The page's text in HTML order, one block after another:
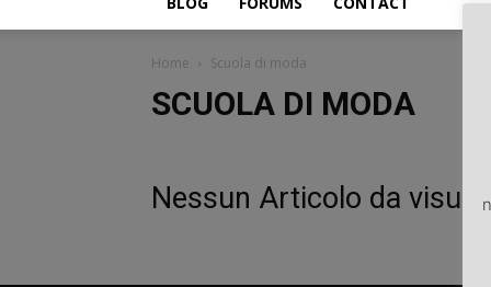
Home Scuola di moda
SCUOLA DI MODA
Nessun Articolo da